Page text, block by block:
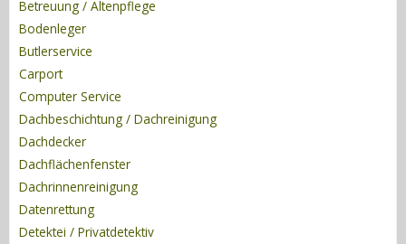
Betreuung / Altenpflege
Bodenleger
Butlerservice
Carport
Computer Service
Dachbeschichtung / Dachreinigung
Dachdecker
Dachflächenfenster
Dachrinnenreinigung
Datenrettung
Detektei / Privatdetektiv